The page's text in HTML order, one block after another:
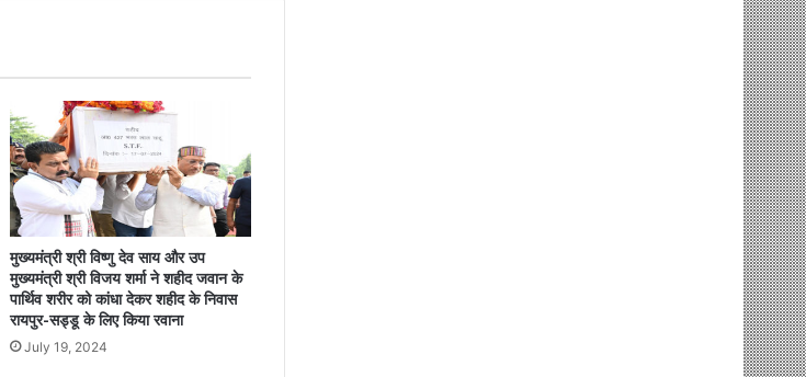
मुख्यमंत्री श्री विष्णु देव साय और उप
मुख्यमंत्री श्री विजय शर्मा ने शहीद जवान के
पार्थिव शरीर को कांधा देकर शहीद के निवास
रायपुर-सड्डू के लिए किया रवाना
July 19, 2024